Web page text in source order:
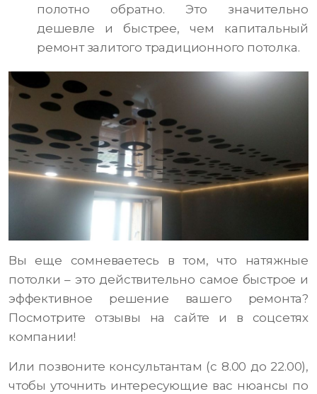
полотно обратно. Это значительно
дешевле и быстрее, чем капитальный
ремонт залитого традиционного потолка.
Вы еще сомневаетесь в том, что натяжные
потолки – это действительно самое быстрое и
эффективное решение вашего ремонта?
Посмотрите отзывы на сайте и в соцсетях
компании!
Или позвоните консультантам (с 8.00 до 22.00),
чтобы уточнить интересующие вас нюансы по